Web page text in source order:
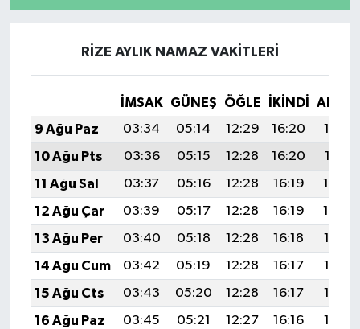
RİZE AYLIK NAMAZ VAKITLERI
İMSAK GÜNEŞ ÖĞLE İKINDI
9 Ağu Paz
03:34 05:14 12:29 16:20
19:33
10 Ağu Pts
03:36 05:15 12:28 16:20
19:31
11 Ağu Sal
03:37 05:16 12:28 16:19
19:30
12 Ağu Çar
03:39 05:17 12:28 16:19
19:29
13 Ağu Per
03:40 05:18 12:28 16:18
19:28
14 Ağu Cum
03:42 05:19 12:28 16:17
19:26
15 Ağu Cts
03:43 05:20 12:28 16:17
19:25
16 Ağu Paz
03:45 05:21 12:27 16:16
19:23
SİYASET
YAŞAM
YEREL
AFYON
AFYONKARAHİSAR